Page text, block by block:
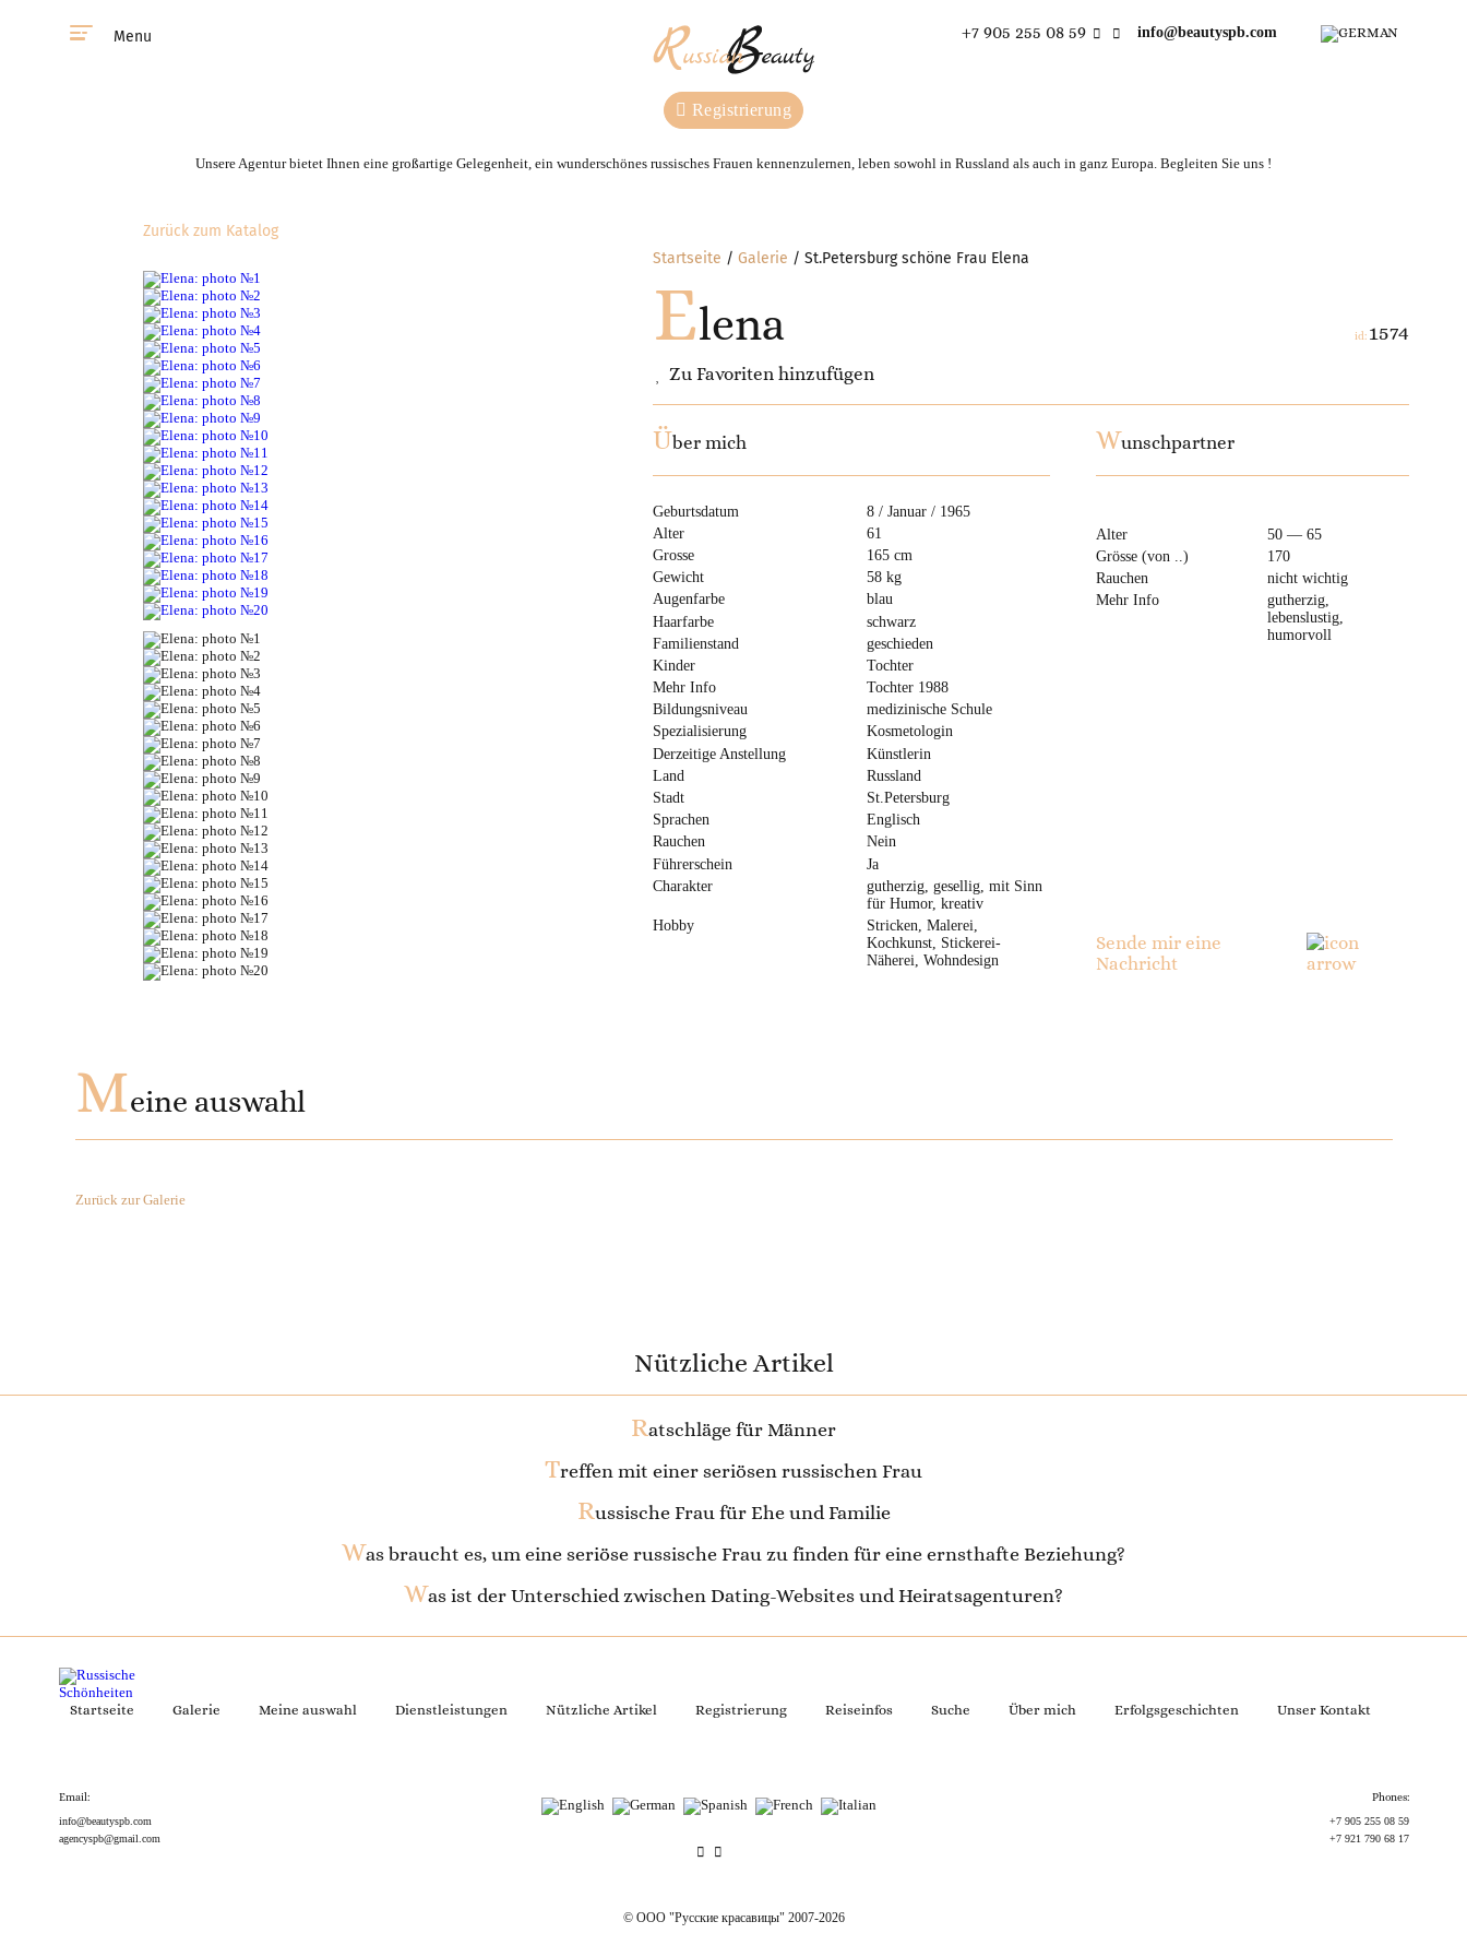
Menu +7 905 255 08 59 info@beautyspb.com
Registrierung
Unsere Agentur bietet Ihnen eine großartige Gelegenheit, ein wunderschönes russisches Frauen kennenzulernen, leben sowohl in Russland als auch in ganz Europa. Begleiten Sie uns !
Startseite Galerie St.Petersburg schöne Frau Elena
Elena
Zu Favoriten hinzufügen
id: 1574
Zurück zum Katalog
Über mich
Geburtsdatum
8 / Januar / 1965
Alter
61
Grosse
165 cm
Gewicht
58 kg
Augenfarbe
blau
Haarfarbe
schwarz
Familienstand
geschieden
Kinder
Tochter
Mehr Info
Tochter 1988
Bildungsniveau
medizinische Schule
Spezialisierung
Kosmetologin
Derzeitige Anstellung
Künstlerin
Land
Russland
Stadt
St.Petersburg
Sprachen
Englisch
Rauchen
Nein
Führerschein
Ja
Charakter
gutherzig, gesellig, mit Sinn
für Humor, kreativ
Hobby
Stricken, Malerei,
Kochkunst, Stickerei-
Näherei, Wohndesign
Wunschpartner
Alter
50 — 65
Grösse (von ..)
170
Rauchen
nicht wichtig
Mehr Info
gutherzig,
lebenslustig,
humorvoll
Sende mir eine
Nachricht
Meine auswahl
Zurück zur Galerie
Nützliche Artikel
Ratschläge für Männer
Treffen mit einer seriösen russischen Frau
Russische Frau für Ehe und Familie
Was braucht es, um eine seriöse russische Frau zu finden für eine ernsthafte Beziehung?
Was ist der Unterschied zwischen Dating-Websites und Heiratsagenturen?
Startseite Galerie Meine auswahl Dienstleistungen Nützliche Artikel Registrierung Reiseinfos Suche Über mich Erfolgsgeschichten Unser Kontakt
Email:
info@beautyspb.com
agencyspb@gmail.com
Phones:
+7 905 255 08 59
+7 921 790 68 17
© OOO "Русские красавицы" 2007-2026